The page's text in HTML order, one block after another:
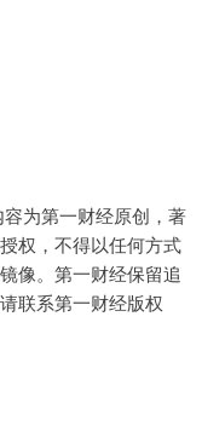
为第一财经原创，著
权，不得以任何方式
像。第一财经保留追
联系第一财经版权